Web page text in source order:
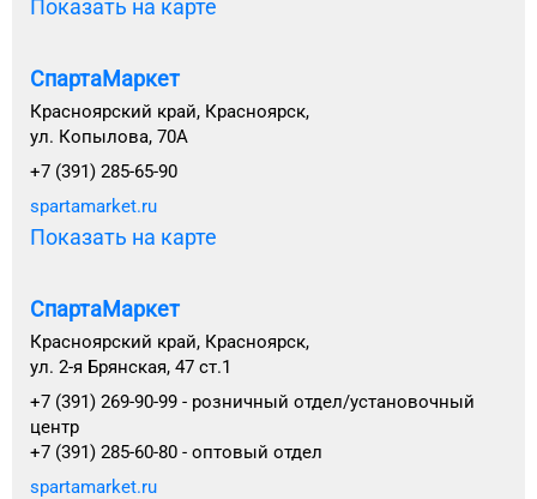
Показать на карте
СпартаМаркет
Красноярский край, Красноярск,
ул. Копылова, 70А
+7 (391) 285-65-90
spartamarket.ru
Показать на карте
СпартаМаркет
Красноярский край, Красноярск,
ул. 2-я Брянская, 47 ст.1
+7 (391) 269-90-99 - розничный отдел/установочный
центр
+7 (391) 285-60-80 - оптовый отдел
spartamarket.ru